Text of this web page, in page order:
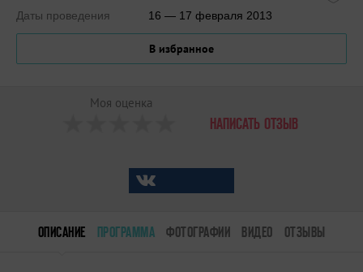
Даты проведения 16 — 17 февраля 2013
В избранное
Моя оценка
НАПИСАТЬ ОТЗЫВ
ОПИСАНИЕ ПРОГРАММА ФОТОГРАФИИ ВИДЕО ОТЗЫВЫ